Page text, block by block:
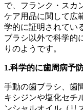
で、フランク・スカ
ケア用品に関して広
学的に証明されてい
ブラシ以外で科学的
りのようです。
1.科学的に歯周病予
手動の歯ブラシ、歯
キシジンや塩化セチ
ンシャルオイル（リ